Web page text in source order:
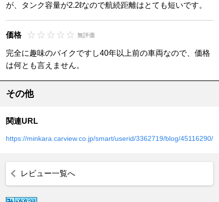
が、タンク容量が2.2ℓなので航続距離はとても短いです。
価格 無評価
完全に趣味のバイクですし40年以上前の車両なので、価格
は何とも言えません。
その他
関連URL
https://minkara.carview.co.jp/smart/userid/3362719/blog/45116290/
レビュー一覧へ